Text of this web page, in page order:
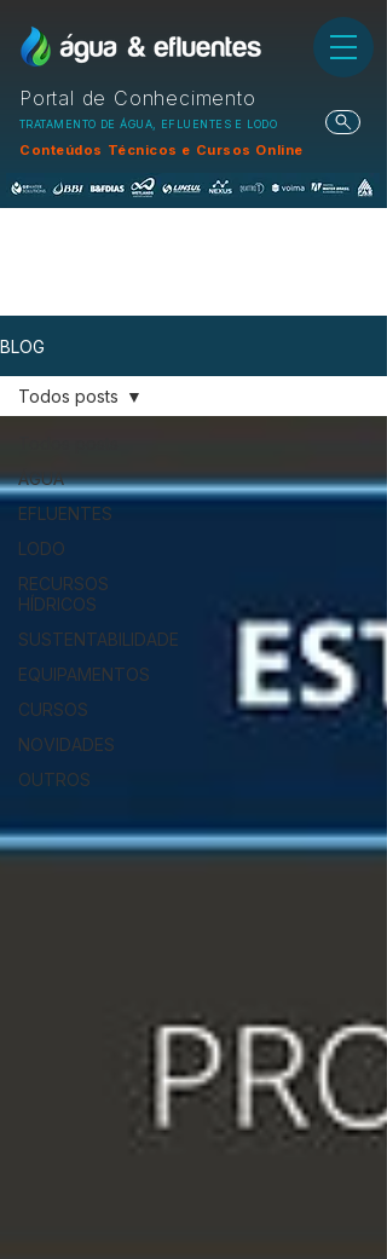
Portal de Conhecimento
TRATAMENTO DE ÁGUA, EFLUENTES E LODO
Conteúdos Técnicos e Cursos Online
BLOG
ÁGUA
EFLUENTES
LODO
RECURSOS
HÍDRICOS
SUSTENTABILIDADE
EQUIPAMENTOS
CURSOS
NOVIDADES
OUTROS
Todos posts